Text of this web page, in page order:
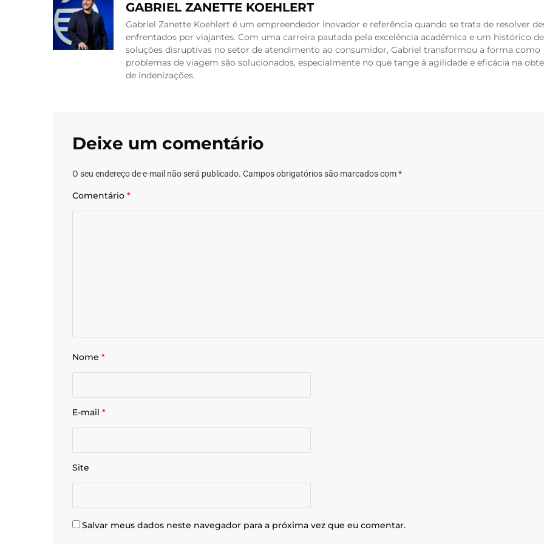
GABRIEL ZANETTE KOEHLERT
Gabriel Zanette Koehlert é um empreendedor inovador e referência quando se trata de resolver
enfrentados por viajantes. Com uma carreira pautada pela excelência acadêmica e um histórico de
soluções disruptivas no setor de atendimento ao consumidor, Gabriel transformou a forma como
problemas de viagem são solucionados, especialmente no que tange à agilidade e eficácia na
de indenizações.
Deixe um comentário
O seu endereço de e-mail não será publicado. Campos obrigatórios são marcados com*
Comentário *
Nome *
E-mail *
Site
Salvar meus dados neste navegador para a próxima vez que eu comentar.